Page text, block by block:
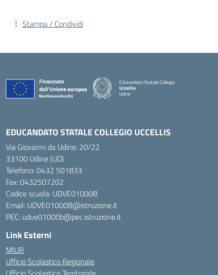
Stampa / Condividi
Educandato Statale Collegio
Uccellis
Udine
EDUCANDATO STATALE COLLEGIO UCCELLIS
Via Giovanni da Udine, 20/22
33100 Udine (UD)
Telefono:0432 501833
Fax: 0432507202
Codice scuola: UDVE01000B
Email: UDVE01000B@istruzione.it
PEC: udve01000b@pec.istruzione.it
Link Esterni
MIUR
Ufficio Scolastico Regionale